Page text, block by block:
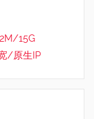
15G
/原生IP